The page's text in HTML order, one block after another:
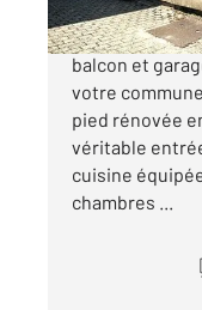
MEXIMIEUX
balcon et
votre
pied rénovée
véritable
cuisine
chambres ...